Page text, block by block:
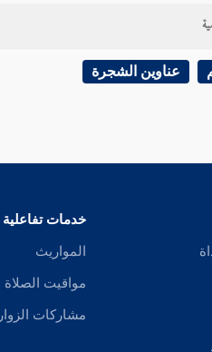
عناوين الشجرة
خدمات تفاعلية
المواريث
مواقيت الصلاة
مشاركات الزوار